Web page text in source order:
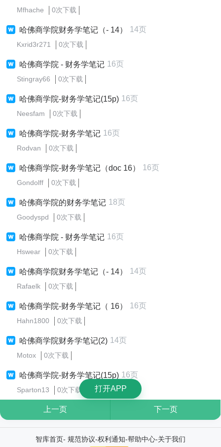
Mfhache 0次下载
哈佛商学院财务学笔记（- 14） 14页
Kxrid3r271 0次下载
哈佛商学院 - 财务学笔记 16页
Stingray66 0次下载
哈佛商学院-财务学笔记(15p) 16页
Neesfam 0次下载
哈佛商学院-财务学笔记 16页
Rodvan 0次下载
哈佛商学院-财务学笔记（doc 16） 16页
Gondolff 0次下载
哈佛商学院的财务学笔记 18页
Goodyspd 0次下载
哈佛商学院 - 财务学笔记 16页
Hswear 0次下载
哈佛商学院财务学笔记（- 14） 14页
Rafaelk 0次下载
哈佛商学院-财务学笔记（ 16） 16页
Hahn1800 0次下载
哈佛商学院财务学笔记(2) 14页
Motox 0次下载
哈佛商学院-财务学笔记(15p) 16页
Sparton13 0次下载
上一页 下一页
智库首页- 规范协议-权利通知-帮助中心-关于我们
打开APP